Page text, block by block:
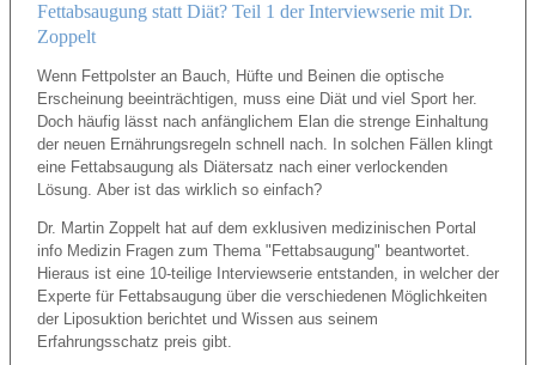
Fettabsaugung statt Diät? Teil 1 der Interviewserie mit Dr.
Zoppelt
Wenn Fettpolster an Bauch, Hüfte und Beinen die optische
Erscheinung beeinträchtigen, muss eine Diät und viel Sport her.
Doch häufig lässt nach anfänglichem Elan die strenge Einhaltung
der neuen Ernährungsregeln schnell nach. In solchen Fällen klingt
eine Fettabsaugung als Diätersatz nach einer verlockenden
Lösung. Aber ist das wirklich so einfach?
Dr. Martin Zoppelt hat auf dem exklusiven medizinischen Portal
info Medizin Fragen zum Thema "Fettabsaugung" beantwortet.
Hieraus ist eine 10-teilige Interviewserie entstanden, in welcher der
Experte für Fettabsaugung über die verschiedenen Möglichkeiten
der Liposuktion berichtet und Wissen aus seinem
Erfahrungsschatz preis gibt.